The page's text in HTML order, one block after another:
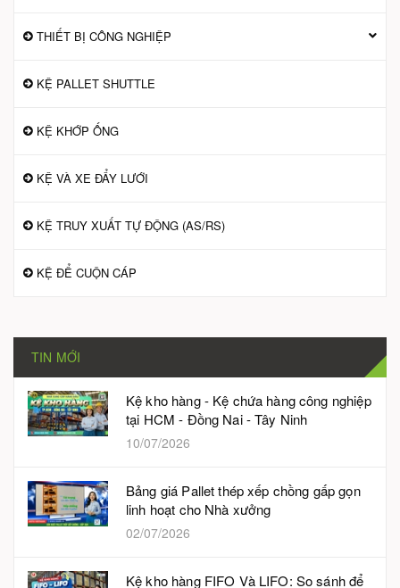
THIẾT BỊ CÔNG NGHIỆP
KỆ PALLET SHUTTLE
KỆ KHỚP ỐNG
KỆ VÀ XE ĐẨY LƯỚI
KỆ TRUY XUẤT TỰ ĐỘNG (AS/RS)
KỆ ĐỂ CUỘN CÁP
TIN MỚI
Kệ kho hàng - Kệ chứa hàng công nghiệp
tại HCM - Đồng Nai - Tây Ninh
10/07/2026
Bảng giá Pallet thép xếp chồng gấp gọn
linh hoạt cho Nhà xưởng
02/07/2026
Kệ kho hàng FIFO Và LIFO: So sánh để